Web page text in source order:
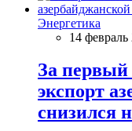
Энергетика
14
За первый
экспорт
снизился